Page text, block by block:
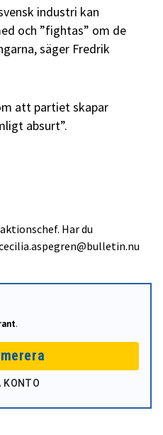
industri kan
och ”fightas” om de
säger Fredrik
att partiet skapar
absurt”.
Har du
.
KONTO